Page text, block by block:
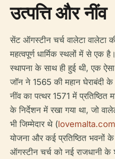
उत्पत्ति और नींव
सेंट ऑगस्टीन चर्च वालेटा
महत्वपूर्ण धार्मिक स्थलों में से एक
स्थापना के साथ ही हुई थी, एक
जॉन ने 1565 की महान घेराबंदी के
नींव का पत्थर 1571 में प्रतिष्ठित
के निर्देशन में रखा गया था, जो
भी जिम्मेदार थे (lovemalta.com
योजना और कई प्रतिष्ठित भवनों
ऑगस्टीन चर्च को नई राजधानी